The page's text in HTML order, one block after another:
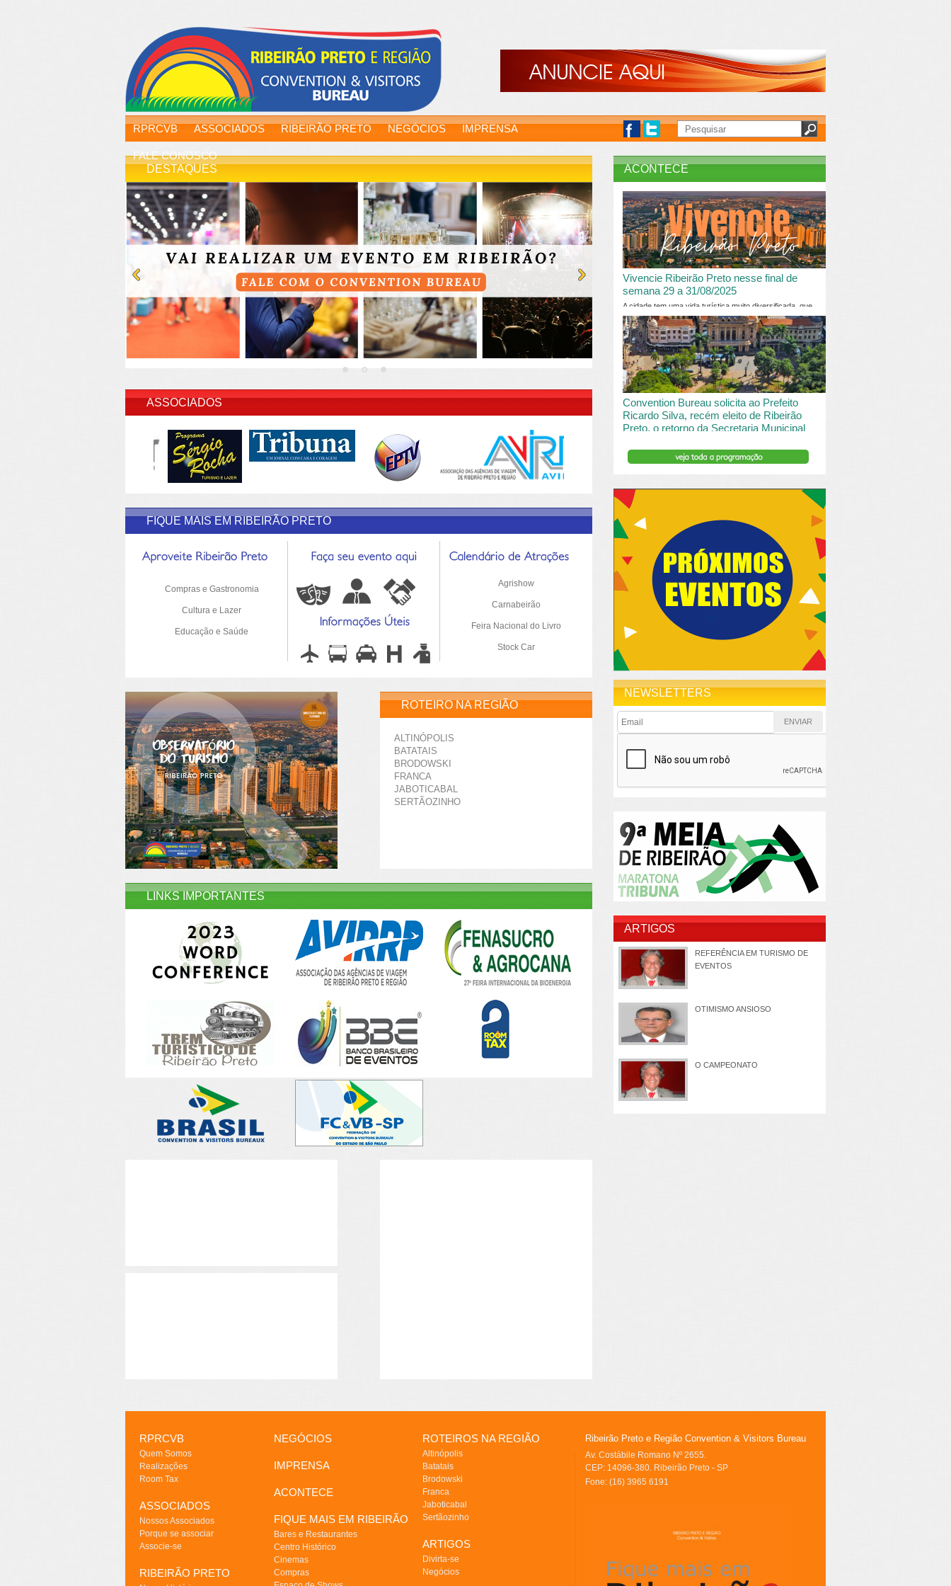
RPRCVB ASSOCIADOS RIBEIRÃO PRETO NEGÓCIOS IMPRENSA
FALE CONOSCO
DESTAQUES
INSERIR DESCRIÇÃO DO POST/PAGINAS
ASSOCIADOS
FIQUE MAIS EM RIBEIRÃO PRETO
Compras e Gastronomia
Cultura e Lazer
Educação e Saúde
Agrishow
Carnabeirão
Feira Nacional do Livro
Stock Car
ROTEIRO NA REGIÃO
ALTINÓPOLIS
BATATAIS
BRODOWSKI
FRANCA
JABOTICABAL
SERTÃOZINHO
LINKS IMPORTANTES
ACONTECE
Vivencie Ribeirão Preto nesse final de
semana 29 a 31/08/2025
A cidade tem uma vida turística muito diversificada, que
vai desde o turismo de saude à contemplação de
passaros....
Convention Bureau solicita ao Prefeito
Ricardo Silva, recém eleito de Ribeirão
Preto, o retorno da Secretaria Municipal
O Ribeirão Preto e Região Convention & Visitors Bureau
NEWSLETTERS
ARTIGOS
REFERÊNCIA EM TURISMO DE
EVENTOS
OTIMISMO ANSIOSO
O CAMPEONATO
RPRCVB
Quem Somos
Realizações
Room Tax
ASSOCIADOS
Nossos Associados
Porque se associar
Associe-se
RIBEIRÃO PRETO
NEGÓCIOS
IMPRENSA
ACONTECE
FIQUE MAIS EM RIBEIRÃO
Bares e Restaurantes
Centro Histórico
Cinemas
Compras
ROTEIROS NA REGIÃO
Altinópolis
Batatais
Brodowski
Franca
Jaboticabal
Sertãozinho
ARTIGOS
Divirta-se
Negócios
Ribeirão Preto e Região Convention & Visitors Bureau
Av. Costábile Romano Nº 2655.
CEP: 14096-380. Ribeirão Preto - SP
Fone: (16) 3965 6191